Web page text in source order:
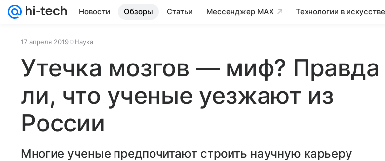
Новости Обзоры Статьи Мессенджер MAX Технологии в искусстве
17 апреля 2019 Наука
Утечка мозгов — миф? Правда
ли, что ученые уезжают из
России
Многие ученые предпочитают строить научную карьеру